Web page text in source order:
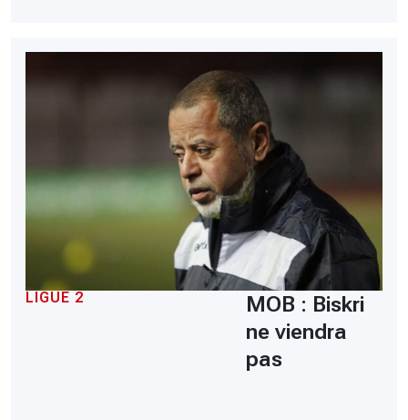
LIGUE 2
MOB : Biskri
ne viendra
pas